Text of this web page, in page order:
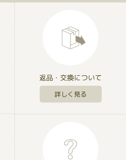
返品・交換について
詳しく見る